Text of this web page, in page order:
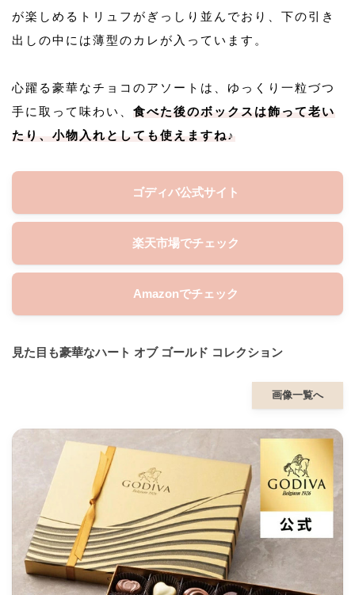
が楽しめるトリュフがぎっしり並んでおり、下の引き
出しの中には薄型のカレが入っています。
心躍る豪華なチョコのアソートは、ゆっくり一粒づつ
手に取って味わい、 食べた後のボックスは飾って老い
たり、小物入れとしても使えますね♪
ゴディバ公式サイト
楽天市場でチェック
Amazonでチェック
見た目も豪華なハート オブ ゴールド コレクション
画像一覧へ